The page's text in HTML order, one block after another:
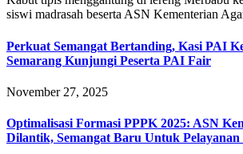
siswi madrasah beserta ASN Kementerian
Perkuat Semangat Bertanding, Kasi PAI
Semarang Kunjungi Peserta PAI Fair
November 27, 2025
Optimalisasi Formasi PPPK 2025: ASN
Dilantik, Semangat Baru Untuk